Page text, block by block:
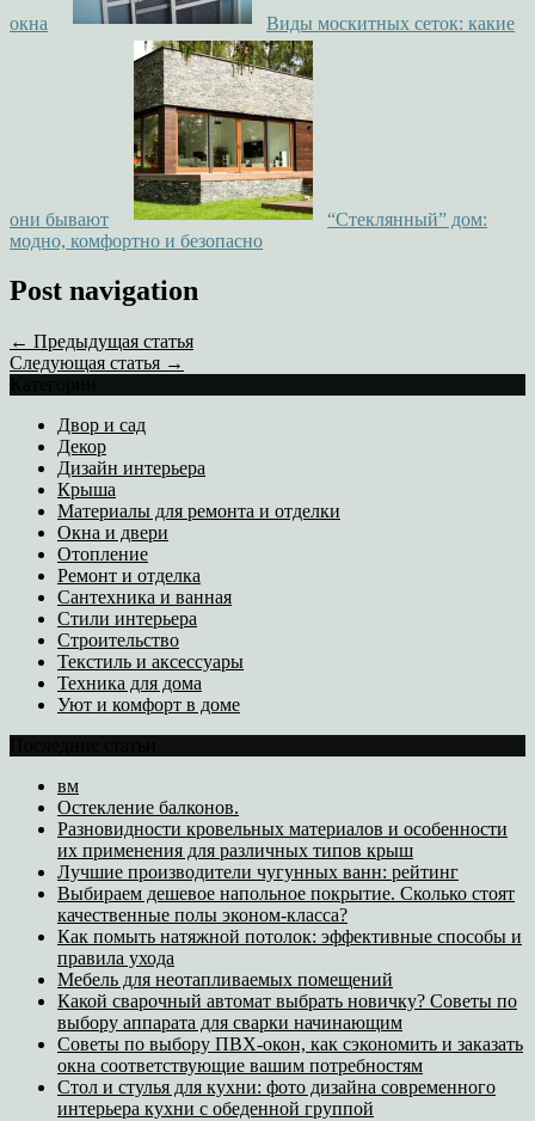
окна Виды москитных сеток: какие
они бывают
“Стеклянный” дом:
модно, комфортно и безопасно
Post navigation
← Предыдущая статья
Следующая статья →
Двор и сад
Декор
Дизайн интерьера
Крыша
Материалы для ремонта и отделки
Окна и двери
Отопление
Ремонт и отделка
Сантехника и ванная
Стили интерьера
Строительство
Текстиль и аксессуары
Техника для дома
Уют и комфорт в доме
вм
Остекление балконов.
Разновидности кровельных материалов и особенности
их применения для различных типов крыш
Лучшие производители чугунных ванн: рейтинг
Выбираем дешевое напольное покрытие. Сколько стоят
качественные полы эконом-класса?
Как помыть натяжной потолок: эффективные способы и
правила ухода
Мебель для неотапливаемых помещений
Какой сварочный автомат выбрать новичку? Советы по
выбору аппарата для сварки начинающим
Советы по выбору ПВХ-окон, как сэкономить и заказать
окна соответствующие вашим потребностям
Стол и стулья для кухни: фото дизайна современного
интерьера кухни с обеденной группой